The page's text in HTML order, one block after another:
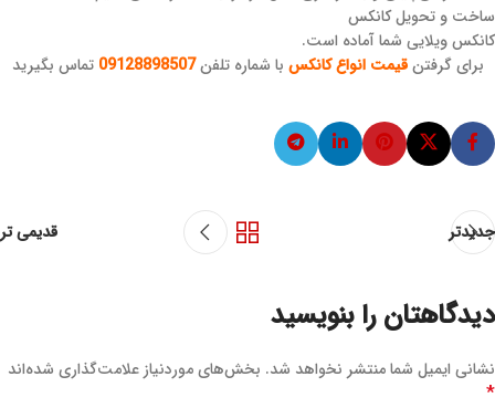
ساخت و تحویل کانکس
کانکس ویلایی شما آماده است.
برای گرفتنقیمت انواع کانکس با شماره تلفن09128898507 تماس بگیرید
جدیدتر قدیمی تر
دیدگاهتان را بنویسید
نشانی ایمیل شما منتشر نخواهد شد. بخش‌های موردنیاز علامت‌گذاری شده‌اند
*